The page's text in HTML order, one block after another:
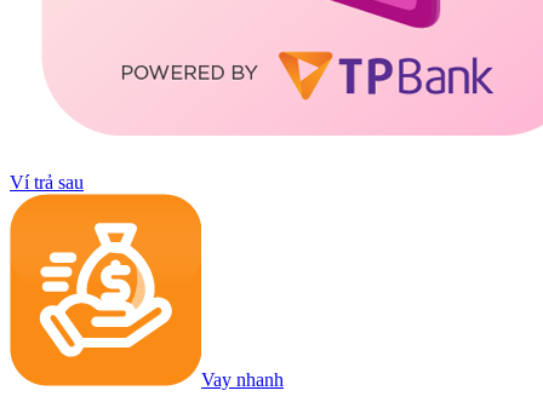
Ví trả sau
Vay nhanh